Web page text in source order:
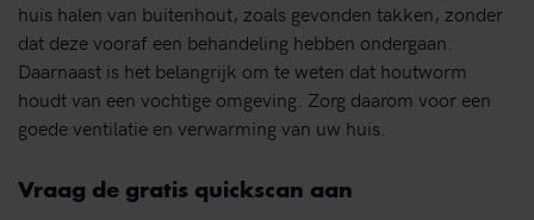
huis halen van buitenhout, zoals gevonden takken, zonder
dat deze vooraf een behandeling hebben ondergaan.
Daarnaast is het belangrijk om te weten dat houtworm
houdt van een vochtige omgeving. Zorg daarom voor een
goede ventilatie en verwarming van uw huis.
Vraag de gratis quickscan aan